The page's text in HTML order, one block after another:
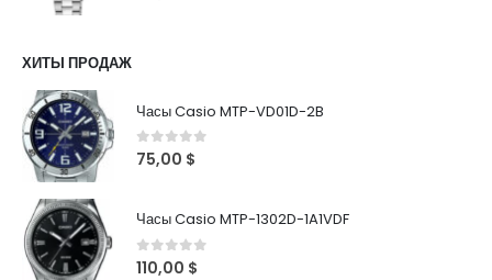
ХИТЫ ПРОДАЖ
Часы Casio MTP-VD01D-2B
0out of 5
75,00 $
Часы Casio MTP-1302D-1A1VDF
0out of 5
110,00 $